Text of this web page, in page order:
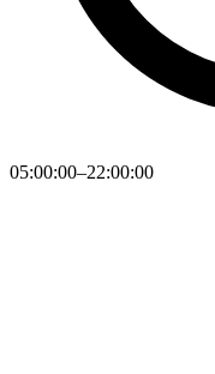
05:00:00–22:00:00